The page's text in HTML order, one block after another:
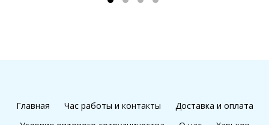
Главная Час работы и контакты
Доставка и оплата